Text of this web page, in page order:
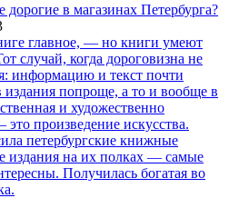
в магазинах Петербурга?
главное, — но книги умеют
случай, когда дороговизна не
информацию и текст почти
издания попроще, а то и вообще в
и художественно
произведение искусства.
петербургские книжные
издания на их полках — самые
Получилась богатая во